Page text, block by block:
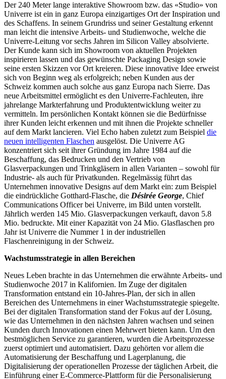
Der 240 Meter lange interaktive Showroom bzw. das «Studio» von
Univerre ist ein in ganz Europa einzigartiges Ort der Inspiration und
des Schaffens. In seinem Grundriss und seiner Gestaltung erkennt
man leicht die intensive Arbeits- und Studienwoche, welche die
Univerre-Leitung vor sechs Jahren im Silicon Valley absolvierte.
Der Kunde kann sich im Showroom von aktuellen Projekten
inspirieren lassen und das gewünschte Packaging Design sowie
seine ersten Skizzen vor Ort kreieren. Diese innovative Idee erweist
sich von Beginn weg als erfolgreich; neben Kunden aus der
Schweiz kommen auch solche aus ganz Europa nach Sierre. Das
neue Arbeitsmittel ermöglicht es den Univerre-Fachleuten, ihre
jahrelange Markterfahrung und Produktentwicklung weiter zu
vermitteln. Im persönlichen Kontakt können sie die Bedürfnisse
ihrer Kunden leicht erkennen und mit ihnen die Projekte schneller
auf dem Markt lancieren. Viel Echo haben zuletzt zum Beispiel die
neuen intelligenten Flaschen ausgelöst. Die Univerre AG
konzentriert sich seit ihrer Gründung im Jahre 1984 auf die
Beschaffung, das Bedrucken und den Vertrieb von
Glasverpackungen und Trinkgläsern in allen Varianten – sowohl für
Industrie- als auch für Privatkunden. Regelmässig führt das
Unternehmen innovative Designs auf dem Markt ein: zum Beispiel
die eindrückliche Gotthard-Flasche, die Désirée George, Chief
Communications Officer bei Univerre, im Bild unten vorstellt.
Jährlich werden 145 Mio. Glasverpackungen verkauft, davon 5.8
Mio. bedruckte. Mit einer Kapazität von 24 Mio. Glasflaschen pro
Jahr ist Univerre die Nummer 1 in der industriellen
Flaschenreinigung in der Schweiz.
Wachstumsstrategie in allen Bereichen
Neues Leben brachte in das Unternehmen die erwähnte Arbeits- und
Studienwoche 2017 in Kalifornien. Im Zuge der digitalen
Transformation entstand ein 10-Jahres-Plan, der sich in allen
Bereichen des Unternehmens in einer Wachstumsstrategie spiegelte.
Bei der digitalen Transformation stand der Fokus auf der Lösung,
wie das Unternehmen in den nächsten Jahren wachsen und seinen
Kunden durch Innovationen einen Mehrwert bieten kann. Um den
bestmöglichen Service zu garantieren, wurden die Arbeitsprozesse
zuerst optimiert und automatisiert. Dazu gehörten vor allem die
Automatisierung der Beschaffung und Lagerplanung, die
Digitalisierung der operationellen Prozesse der täglichen Arbeit, die
Einführung einer E-Commerce-Plattform für die Personalisierung